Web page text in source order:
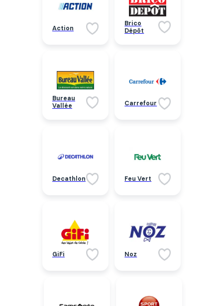
Action
Brico
Dépôt
Bureau
Vallée
Carrefour
Decathlon Feu Vert
GiFi Noz